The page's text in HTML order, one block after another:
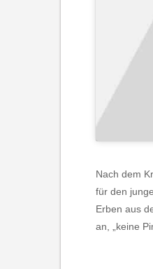
Nach dem
für den
Erben aus
an, „keine